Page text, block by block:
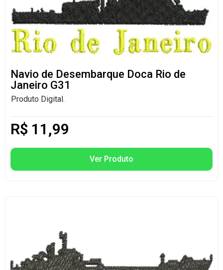
Navio de Desembarque Doca Rio de
Janeiro G31
Produto Digital.
R$ 11,99
Ver Produto